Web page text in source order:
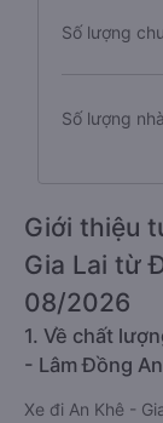
Số lượng
Số lượng
Giới thiệu
Gia Lai từ
08/2026
1. Về chất
- Lâm Đồng
Xe đi An Khê -